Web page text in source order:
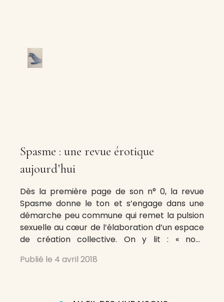
Spasme : une revue érotique
aujourd’hui
Dès la première page de son n° 0, la revue
Spasme donne le ton et s’engage dans une
démarche peu commune qui remet la pulsion
sexuelle au cœur de l’élaboration d’un espace
de création collective. On y lit : « nous
projection collectif et en évolution » qui, si l’on
Publié le 4 avril 2018